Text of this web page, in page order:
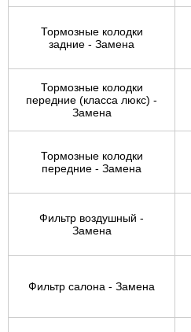
Тормозные колодки
задние - Замена
Тормозные колодки
передние (класса люкс) -
Замена
Тормозные колодки
передние - Замена
Фильтр воздушный -
Замена
Фильтр салона - Замена